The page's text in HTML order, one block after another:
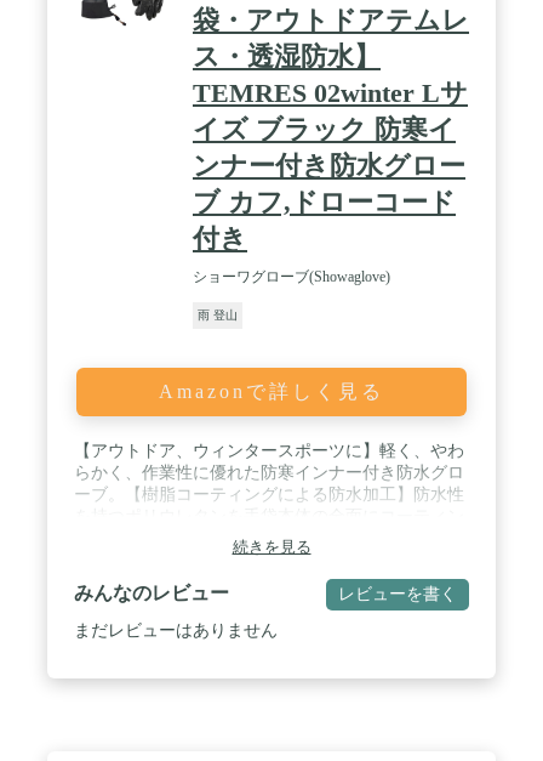
袋・アウトドアテムレ
ス・透湿防水】
TEMRES 02winter Lサ
イズ ブラック 防寒イ
ンナー付き防水グロー
ブ カフ,ドローコード
付き
ショーワグローブ(Showaglove)
雨 登山
Amazonで詳しく見る
【アウトドア、ウィンタースポーツに】軽く、やわ
らかく、作業性に優れた防寒インナー付き防水グロ
ーブ。【樹脂コーティングによる防水加工】防水性
グすることで、水の浸入を防ぎます。【透湿性と防
水性を両立】汗などの湿気を手袋外部に放出する特
殊樹脂コーティングによりムレを軽減します。 /
【低温下でも柔らかく軽い】マイナス60℃でも柔軟
性を保つため作業がしやすい手袋です。※冷気を完
続きを見る
みんなのレビュー レビューを書く
まだレビューはありません